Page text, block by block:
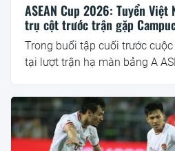
ASEAN Cup 2026: Tuyển Việt
trụ cột trước trận gặp
Trong buổi tập cuối trước
tại lượt trận hạ màn bảng A